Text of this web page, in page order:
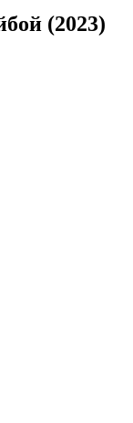
(2023)